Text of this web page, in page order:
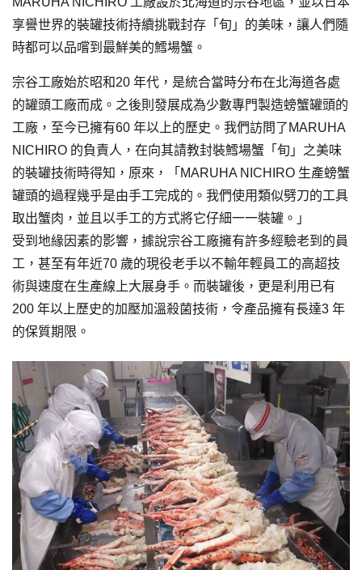
享譽世界的裝罐技術持續挑戰封存「旬」的美味，讓人們隨
時都可以品嚐到最鮮美的鱈場蟹。
宗谷工廠始於昭和20 年代，是統合當時分布在北海道各處
的罐頭工廠而成。之後則發展成為少數專門製造螃蟹罐頭的
工廠，至今已擁有60 年以上的歷史。我們訪問了MARUHA
NICHIRO 的負責人，在向其請教封裝鱈場蟹「旬」之美味
的裝罐技術時得知，原來，「MARUHA NICHIRO 生產螃蟹
罐頭的過程幾乎是由手工完成的。我們使用類似劈刀的工具
取出蟹肉，並且以手工的方式將它仔細一一裝罐。」
受到地緣因素的影響，據說宗谷工廠擁有許多經驗老到的員
工，甚至有年近70 歲的現役老手以不輸年輕員工的高超技
術與速度在生產線上大展身手。而裝罐後，更是利用已有
200 年以上歷史的加壓加溫殺菌技術，令產品擁有長達3 年
的保質期限。